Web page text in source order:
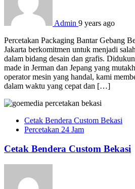
Admin 9 years ago
Percetakan Packaging Bantar Gebang
Jakarta berkomitmen untuk menjadi
dalam bidang desain dan grafis.
made in Jerman dan Jepang yang
operator mesin yang handal, kami
dalam waktu yang cepat dan […]
Cetak Bendera Custom Bekasi
Percetakan 24 Jam
Cetak Bendera Custom Bekasi